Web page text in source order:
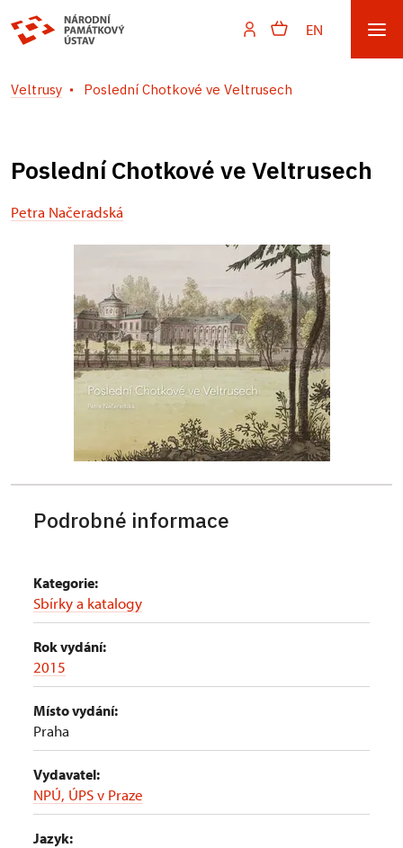
EN
Veltrusy Poslední Chotkové ve Veltrusech
Poslední Chotkové ve Veltrusech
Petra Načeradská
Podrobné informace
Kategorie:
Sbírky a katalogy
Rok vydání:
2015
Místo vydání:
Praha
Vydavatel:
NPÚ, ÚPS v Praze
Jazyk: